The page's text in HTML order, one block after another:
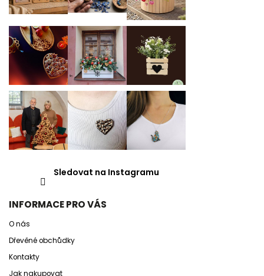
Sledovat na Instagramu
INFORMACE PRO VÁS
O nás
Dřevěné obchůdky
Kontakty
Jak nakupovat